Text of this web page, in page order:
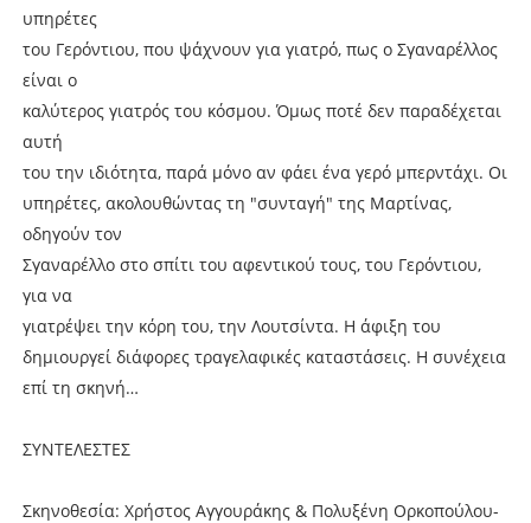
υπηρέτες
του Γερόντιου, που ψάχνουν για γιατρό, πως ο Σγαναρέλλος
είναι ο
καλύτερος γιατρός του κόσμου. Όμως ποτέ δεν παραδέχεται
αυτή
του την ιδιότητα, παρά μόνο αν φάει ένα γερό μπερντάχι. Οι
υπηρέτες, ακολουθώντας τη "συνταγή" της Μαρτίνας,
οδηγούν τον
Σγαναρέλλο στο σπίτι του αφεντικού τους, του Γερόντιου,
για να
γιατρέψει την κόρη του, την Λουτσίντα. Η άφιξη του
δημιουργεί διάφορες τραγελαφικές καταστάσεις. Η συνέχεια
επί τη σκηνή…
ΣΥΝΤΕΛΕΣΤΕΣ
Σκηνοθεσία: Χρήστος Αγγουράκης & Πολυξένη Ορκοπούλου-